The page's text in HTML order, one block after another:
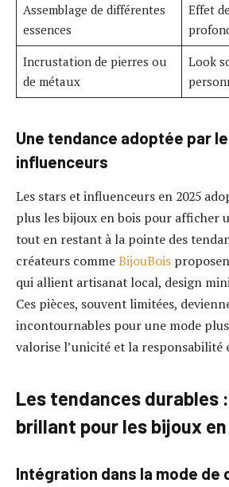
Assemblage de différentes
essences
Effet
Incrustation de pierres ou
de métaux
Look
Une tendance adoptée par
influenceurs
Les stars et influenceurs en 2025
plus les bijoux en bois pour afficher
tout en restant à la pointe des
créateurs commeBijouBois
qui allient artisanat local, design
Ces pièces, souvent limitées,
incontournables pour une mode
valorise l’unicité et la responsabilité
Les tendances durables
brillant pour les bijoux
Intégration dans la mode de